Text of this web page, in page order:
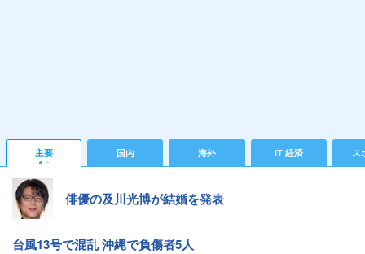
主要 国内 海外 IT 経済 ス
俳優の及川光博が結婚を発表
台風13号で混乱 沖縄で負傷者5人